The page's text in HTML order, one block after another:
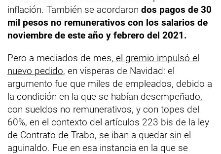
inflación. También se acordaron dos pagos de 30
mil pesos no remunerativos con los salarios de
noviembre de este año y febrero del 2021.
Pero a mediados de mes, el gremio impulsó el
nuevo pedido, en vísperas de Navidad: el
argumento fue que miles de empleados, debido a
la condición en la que se habían desempeñado,
con sueldos no remunerativos, y con topes del
60%, en el contexto del artículos 223 bis de la ley
de Contrato de Trabo, se iban a quedar sin el
aguinaldo. Fue en esa instancia en la que se